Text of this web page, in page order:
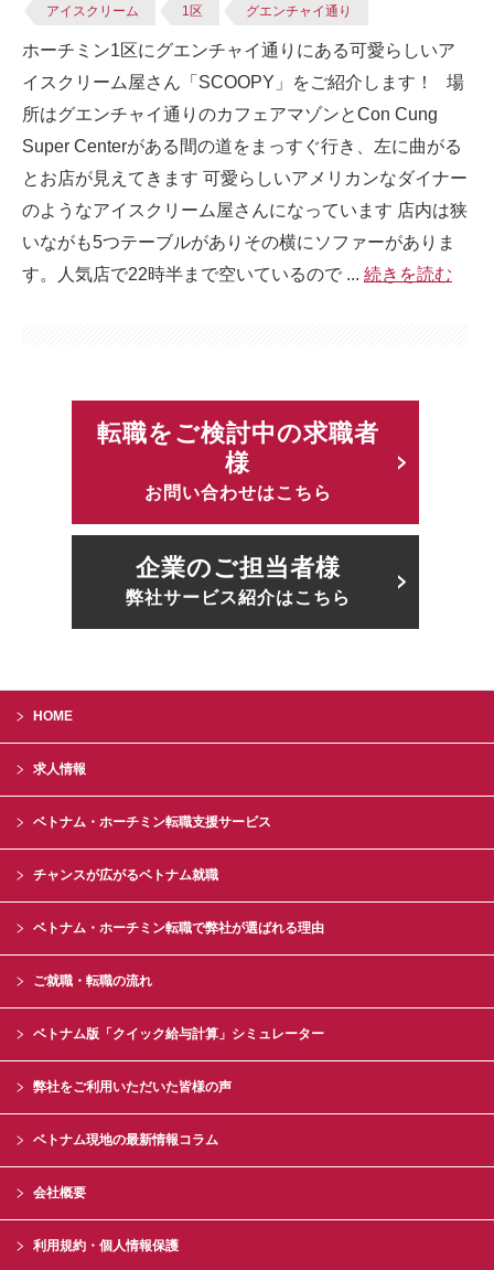
アイスクリーム 1区 グエンチャイ通り
ホーチミン1区にグエンチャイ通りにある可愛らしいア
イスクリーム屋さん「SCOOPY」をご紹介します！ 場
所はグエンチャイ通りのカフェアマゾンとCon Cung
Super Centerがある間の道をまっすぐ行き、左に曲がる
とお店が見えてきます 可愛らしいアメリカンなダイナー
のようなアイスクリーム屋さんになっています 店内は狭
いながも5つテーブルがありその横にソファーがありま
す。人気店で22時半まで空いているので ... 続きを読む
転職をご検討中の求職者
様
お問い合わせはこちら
企業のご担当者様
弊社サービス紹介はこちら
HOME
求人情報
ベトナム・ホーチミン転職支援サービス
チャンスが広がるベトナム就職
ベトナム・ホーチミン転職で弊社が選ばれる理由
ご就職・転職の流れ
ベトナム版「クイック給与計算」シミュレーター
弊社をご利用いただいた皆様の声
ベトナム現地の最新情報コラム
会社概要
利用規約・個人情報保護